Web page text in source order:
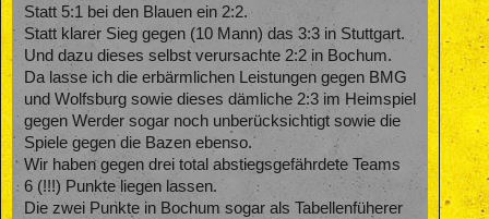
Statt 5:1 bei den Blauen ein 2:2.
Statt klarer Sieg gegen (10 Mann) das 3:3 in Stuttgart.
Und dazu dieses selbst verursachte 2:2 in Bochum.
Da lasse ich die erbärmlichen Leistungen gegen BMG
und Wolfsburg sowie dieses dämliche 2:3 im Heimspiel
gegen Werder sogar noch unberücksichtigt sowie die
Spiele gegen die Bazen ebenso.
Wir haben gegen drei total abstiegsgefährdete Teams
6 (!!!) Punkte liegen lassen.
Die zwei Punkte in Bochum sogar als Tabellenfüherer